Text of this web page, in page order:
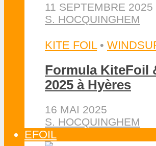
11 SEPTEMBRE 2025
S. HOCQUINGHEM
KITE FOIL •
Formula KiteFoil
2025 à Hyères
16 MAI 2025
S. HOCQUINGHEM
EFOIL